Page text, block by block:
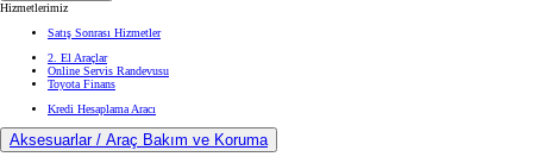
Hizmetlerimiz
Satış Sonrası Hizmetler
2. El Araçlar
Online Servis Randevusu
Toyota Finans
Kredi Hesaplama Aracı
Aksesuarlar / Araç Bakım ve Koruma